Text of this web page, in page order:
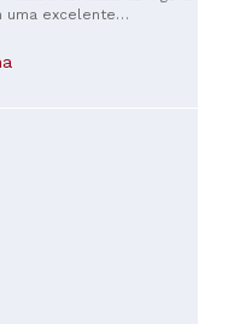
uma excelente
muito fica aquém.